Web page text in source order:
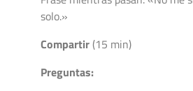
solo.»
Compartir (15 min)
Preguntas: